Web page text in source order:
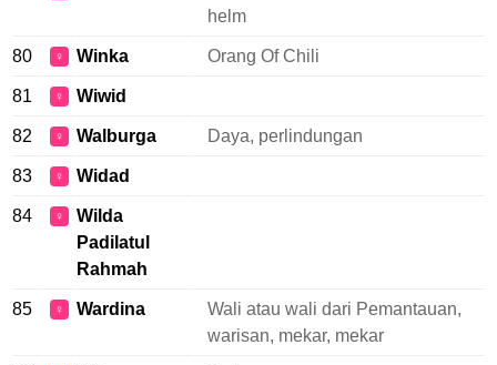
helm
80 ♀ Winka Orang Of Chili
81 ♀ Wiwid
82 ♀ Walburga Daya, perlindungan
83 ♀ Widad
84 ♀
Wilda
Padilatul
Rahmah
85 ♀ Wardina
Wali atau wali dari Pemantauan,
warisan, mekar, mekar